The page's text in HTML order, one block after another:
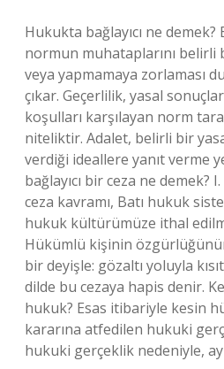
Hukukta bağlayıcı ne demek?
normun muhataplarını belirli
veya yapmamaya zorlaması
çıkar. Geçerlilik, yasal
koşulları karşılayan norm
niteliktir. Adalet, belirli bir
verdiği ideallere yanıt verme
bağlayıcı bir ceza ne demek?
ceza kavramı, Batı hukuk
hukuk kültürümüze ithal
Hükümlü kişinin
bir deyişle: gözaltı yoluyla
dilde bu cezaya hapis denir.
hukuk? Esas itibariyle kesin
kararına atfedilen hukuki
hukuki gerçeklik nedeniyle,